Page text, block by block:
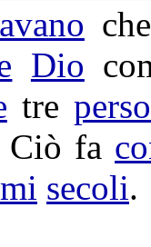
Dio
tre
Ciò fa
secoli.